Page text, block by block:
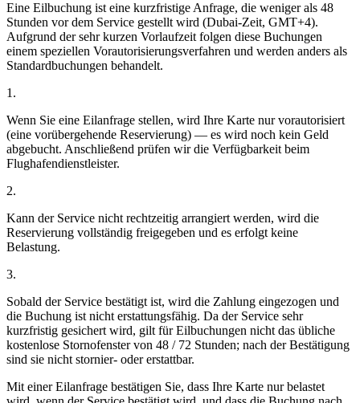
Eine Eilbuchung ist eine kurzfristige Anfrage, die weniger als 48
Stunden vor dem Service gestellt wird (Dubai-Zeit, GMT+4).
Aufgrund der sehr kurzen Vorlaufzeit folgen diese Buchungen
einem speziellen Vorautorisierungsverfahren und werden anders als
Standardbuchungen behandelt.
1.
Wenn Sie eine Eilanfrage stellen, wird Ihre Karte nur vorautorisiert
(eine vorübergehende Reservierung) — es wird noch kein Geld
abgebucht. Anschließend prüfen wir die Verfügbarkeit beim
Flughafendienstleister.
2.
Kann der Service nicht rechtzeitig arrangiert werden, wird die
Reservierung vollständig freigegeben und es erfolgt keine
Belastung.
3.
Sobald der Service bestätigt ist, wird die Zahlung eingezogen und
die Buchung ist nicht erstattungsfähig. Da der Service sehr
kurzfristig gesichert wird, gilt für Eilbuchungen nicht das übliche
kostenlose Stornofenster von 48 / 72 Stunden; nach der Bestätigung
sind sie nicht stornier- oder erstattbar.
Mit einer Eilanfrage bestätigen Sie, dass Ihre Karte nur belastet